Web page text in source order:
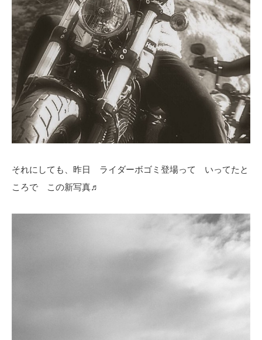
それにしても、昨日 ライダーボゴミ登場って いってたと
ころで この新写真♬